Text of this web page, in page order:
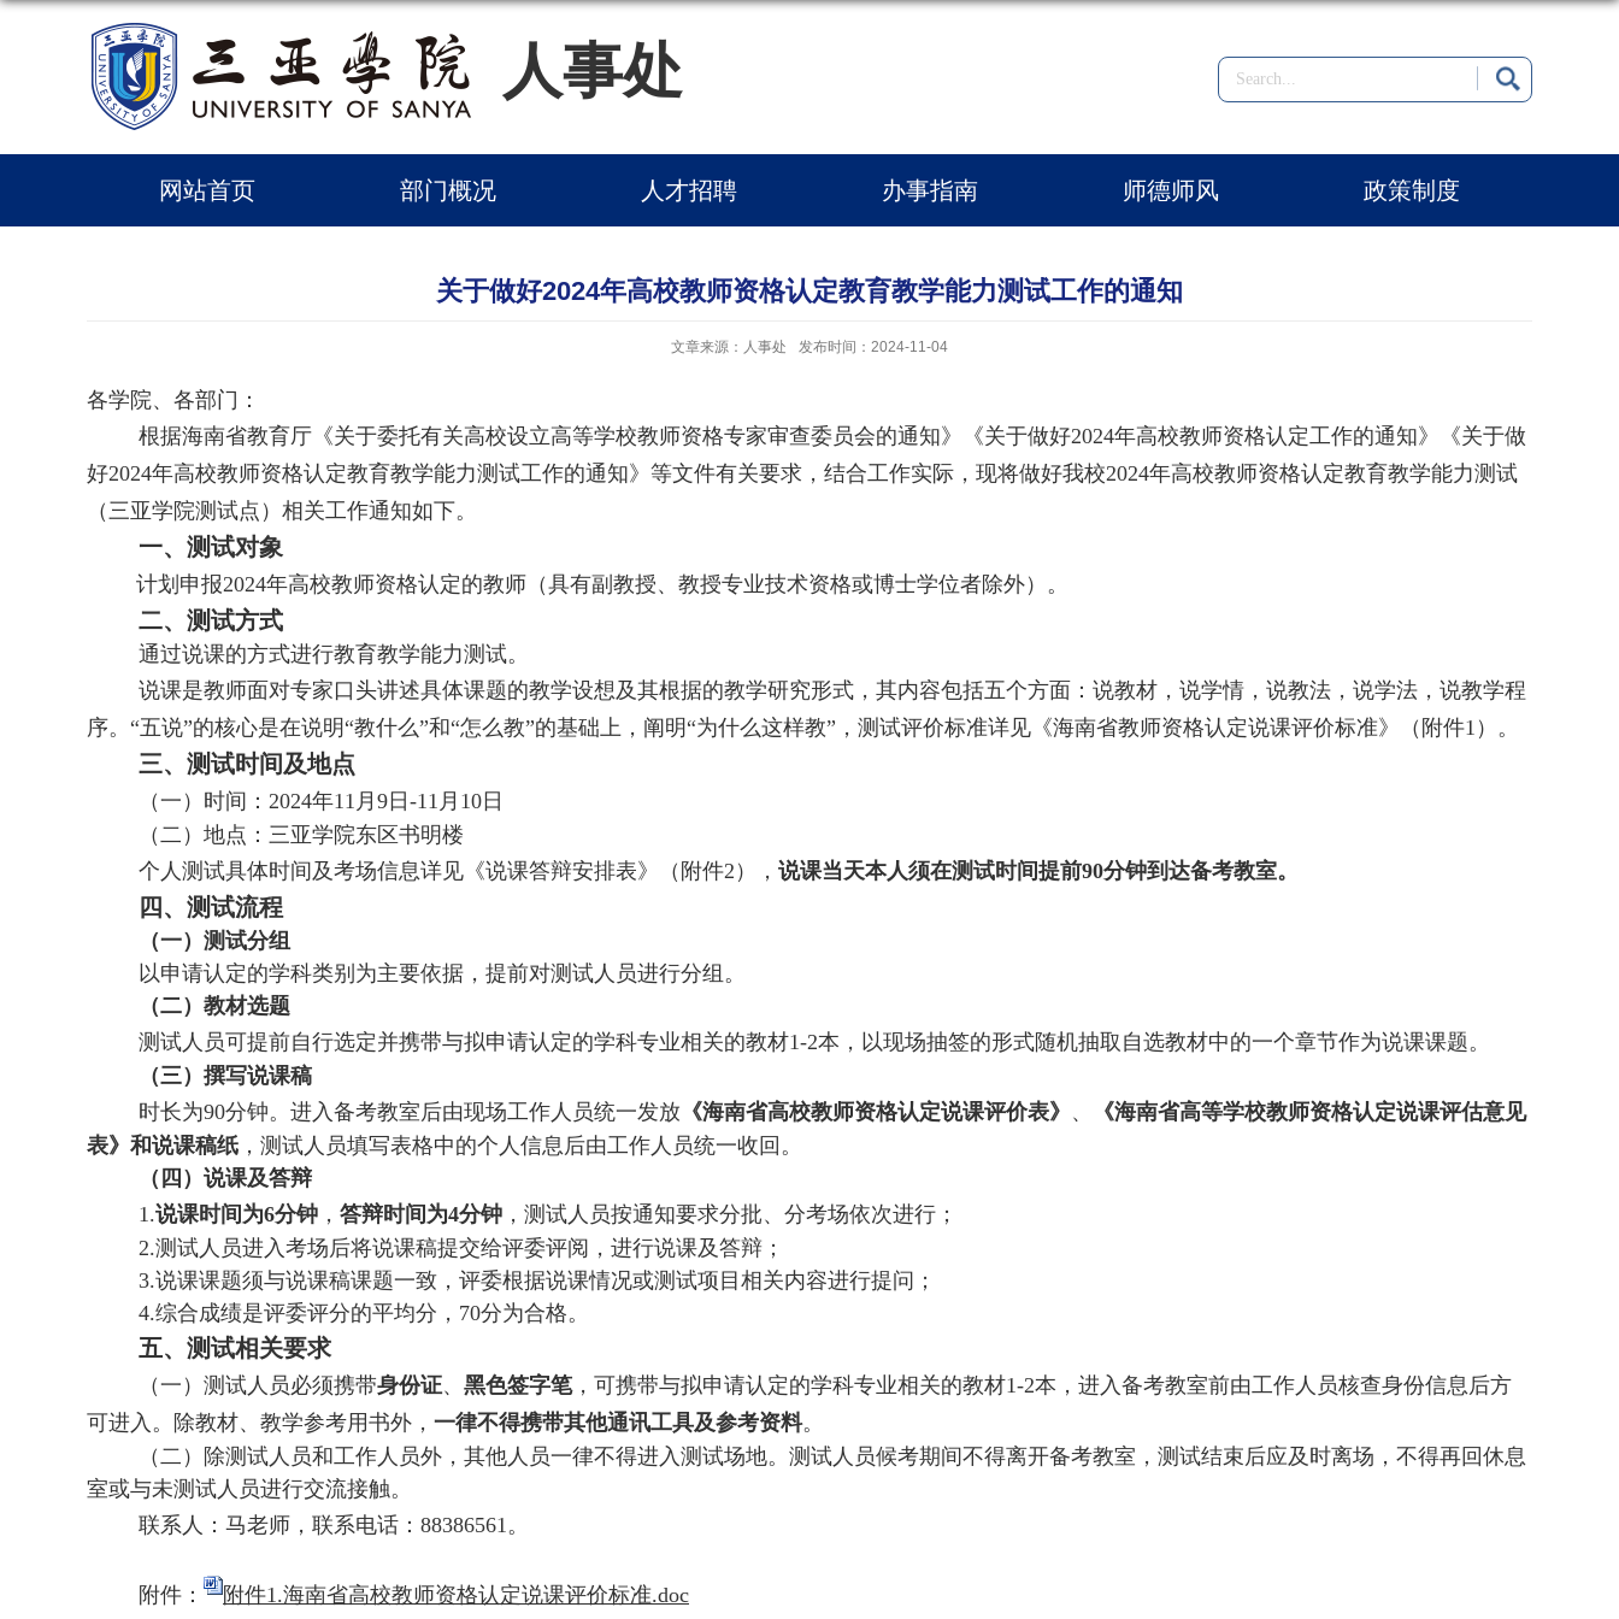
人事处
网站首页 部门概况 人才招聘 办事指南 师德师风 政策制度
关于做好2024年高校教师资格认定教育教学能力测试工作的通知
文章来源：人事处 发布时间：2024-11-04
各学院、各部门：
根据海南省教育厅《关于委托有关高校设立高等学校教师资格专家审查委员会的通知》《关于做好2024年高校教师资格认定工作的通知》《关于做
好2024年高校教师资格认定教育教学能力测试工作的通知》等文件有关要求，结合工作实际，现将做好我校2024年高校教师资格认定教育教学能力测试
（三亚学院测试点）相关工作通知如下。
一、测试对象
计划申报2024年高校教师资格认定的教师 （具有副教授、教授专业技术资格或博士学位者除外）。
二、测试方式
通过说课的方式进行教育教学能力测试。
说课是教师面对专家口头讲述具体课题的教学设想及其根据的教学研究形式，其内容包括五个方面：说教材，说学情，说教法，说学法，说教学程
序。 “五说”的核心是在说明“教什么”和“怎么教”的基础上，阐明“为什么这样教”，测试评价标准详见《海南省教师资格认定说课评价标准》（附件1）。
三、测试时间及地点
（一）时间： 2024年11月9日-11月10日
（二）地点：三亚学院东区书明楼
个人测试具体时间及考场信息详见《说课答辩安排表》（附件2）， 说课当天本人须在测试时间提前90分钟到达备考教室。
四、测试流程
（一）测试分组
以申请认定的学科类别为主要依据，提前对测试人员进行分组。
（二）教材选题
测试人员可提前自行选定并携带与拟申请认定的学科专业相关的教材1-2本，以现场抽签的形式随机抽取自选教材中的一个章节作为说课课题。
（三）撰写说课稿
时长为90分钟。进入备考教室后由现场工作人员统一发放 《海南省高校教师资格认定说课评价表》 、
《海南省高等学校教师资格认定说课评估意见
表》和说课稿纸 ，测试人员填写表格中的个人信息后由工作人员统一收回。
（四）说课及答辩
1.说课时间为6分钟 ， 答辩时间为4分钟 ，测试人员按通知要求分批、分考场依次进行；
2.测试人员进入考场后将说课稿提交给评委评阅，进行说课及答辩；
3.说课课题须与说课稿课题一致，评委根据说课情况或测试项目相关内容进行提问；
4.综合成绩是评委评分的平均分，70分为合格。
五、测试相关要求
（一）测试人员必须携带身份证、 黑色签字笔，可携带与拟申请认定的学科专业相关的教材1-2本，进入备考教室前由工作人员核查身份信息后方
可进入。除教材、教学参考用书外， 一律不得携带其他通讯工具及参考资料。
（二）除测试人员和工作人员外，其他人员一律不得进入测试场地。测试人员候考期间不得离开备考教室，测试结束后应及时离场，不得再回休息
室或与未测试人员进行交流接触。
联系人：马老师，联系电话： 88386561。
附件： 附件1.海南省高校教师资格认定说课评价标准.doc